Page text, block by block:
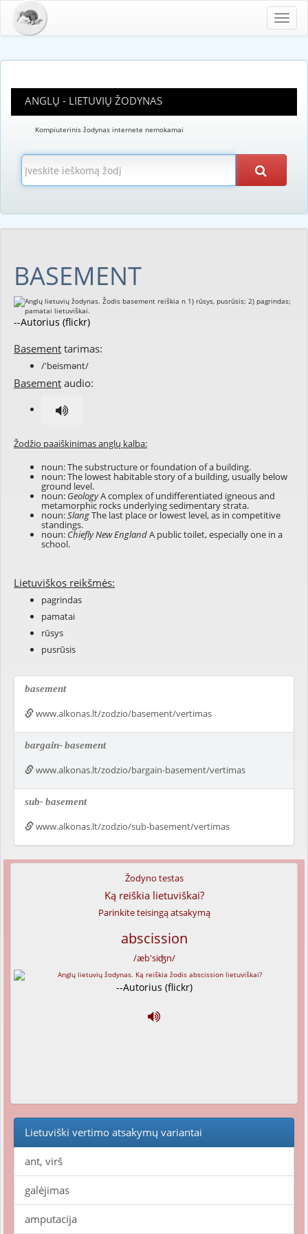
ANGLŲ - LIETUVIŲ ŽODYNAS
Kompiuterinis žodynas internete nemokamai
BASEMENT
--Autorius (flickr)
Basement tarimas:
/'beismənt/
Basement audio:
Žodžio paaiškinimas anglų kalba:
noun: The substructure or foundation of a building.
noun: The lowest habitable story of a building, usually below
ground level.
noun: GeologyA complex of undifferentiated igneous and
metamorphic rocks underlying sedimentary strata.
noun:SlangThe last place or lowest level, as in competitive
standings.
noun: Chiefly New EnglandA public toilet, especially one in a
school.
Lietuviškos reikšmės:
pagrindas
pamatai
rūsys
pusrūsis
basement
www.alkonas.lt/zodzio/basement/vertimas
bargain-basement
www.alkonas.lt/zodzio/bargain-basement/vertimas
sub-basement
www.alkonas.lt/zodzio/sub-basement/vertimas
Žodyno testas
Ką reiškia lietuviškai?
Parinkite teisingą atsakymą
abscission
/æb'siʤn/
--Autorius (flickr)
Lietuviški vertimo atsakymų variantai
ant, virš
galėjimas
amputacija